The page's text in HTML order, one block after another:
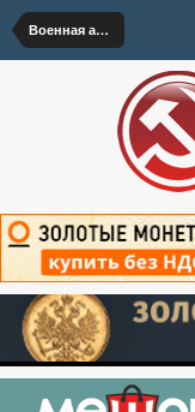
Военная археология